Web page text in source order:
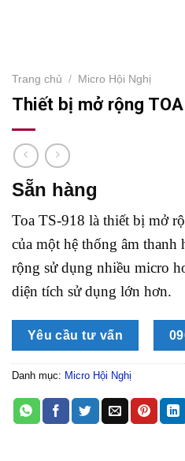
Trang chủ / Micro Hội Nghị
Thiết bị mở rộng
Sẵn hàng
Toa TS-918 là thiết bị mở
của một hệ thống âm thanh
rộng sử dụng nhiều micro
diện tích sử dụng lớn hơn.
Yêu cầu tư vấn
Danh mục: Micro Hội Nghị